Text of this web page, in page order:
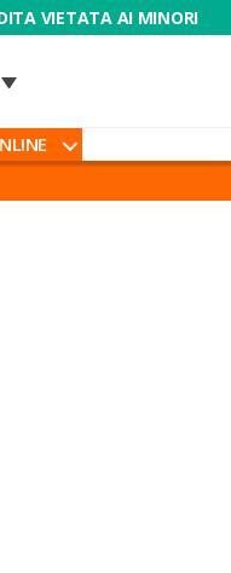
VIETATA AI MINORI